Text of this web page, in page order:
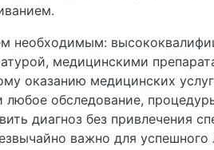
необходимым:
медицинскими
оказанию медицинских
любое обследование,
диагноз без привлечения
важно для успешного